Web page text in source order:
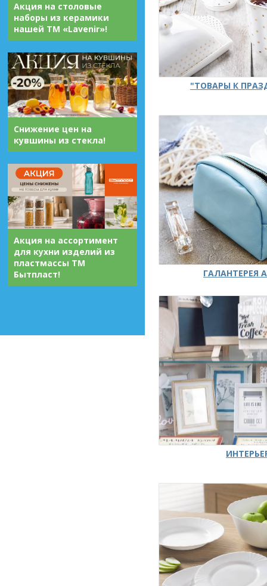
Акция на столовые
наборы из керамики
нашей ТМ «Lavenir»!
Снижение цен на
кувшины из стекла!
Акция на ассортимент
для кухни изделий из
пластмассы ТМ
Бытпласт!
"ТОВАРЫ К
ГАЛАНТЕРЕЯ